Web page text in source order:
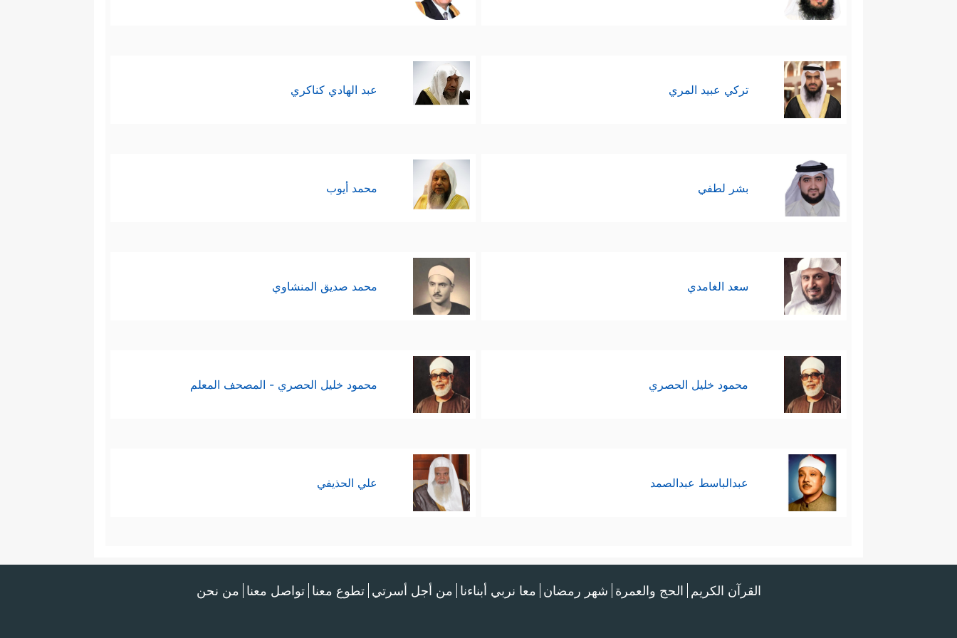
تركي عبيد المري عبد الهادي كناكري
بشر لطفي محمد أيوب
سعد الغامدي محمد صديق المنشاوي
محمود خليل الحصري محمود خليل الحصري - المصحف المعلم
عبدالباسط عبدالصمد علي الحذيفي
القرآن الكريم الحج والعمرة شهر رمضان معا نربي أبناءنا من أجل أسرتي تطوع معنا تواصل معنا من نحن